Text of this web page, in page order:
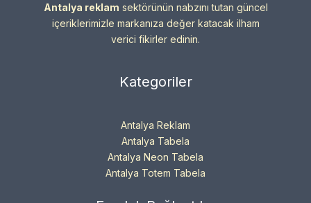
Antalya reklam sektörünün nabzını tutan güncel
içeriklerimizle markanıza değer katacak ilham
verici fikirler edinin.
Kategoriler
Antalya Reklam
Antalya Tabela
Antalya Neon Tabela
Antalya Totem Tabela